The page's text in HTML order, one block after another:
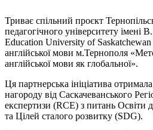
Триває спільний проєкт
педагогічного університету імені
Education University of Saskatchewan
англійської мови м.Тернополя
англійської мови як глобальної».
Ця партнерська ініціатива
нагороду від Саскачеванського
експертизи (RCE) з питань Освіти
та Цілей сталого розвитку (SDG).